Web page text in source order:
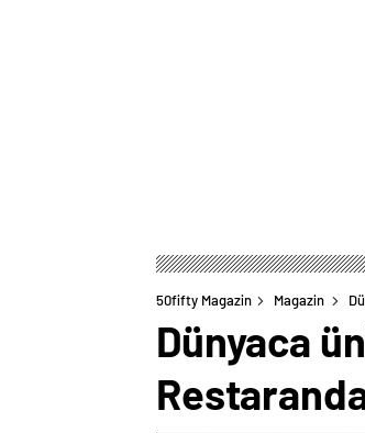
50fifty Magazin Magazin
Dünyaca